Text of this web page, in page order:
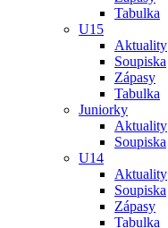
Tabulka
U15
Aktuality
Soupiska
Zápasy
Tabulka
Juniorky
Aktuality
Soupiska
U14
Aktuality
Soupiska
Zápasy
Tabulka